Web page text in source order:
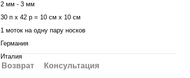
2 мм - 3 мм
30 п х 42 р = 10 см х 10 см
1 моток на одну пару носков
Германия
Италия
Возврат Консультация